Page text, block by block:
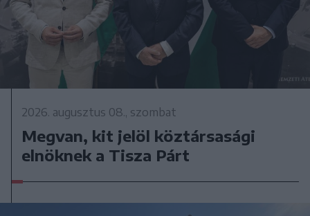
2026. augusztus 08., szombat
Megvan, kit jelöl köztársasági
elnöknek a Tisza Párt